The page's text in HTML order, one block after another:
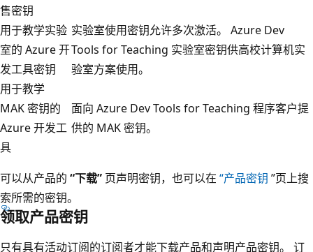
售密钥
用于教学实验
室的 Azure 开
发工具密钥
实验室使用密钥允许多次激活。 Azure Dev
Tools for Teaching 实验室密钥供高校计算机实
验室方案使用。
用于教学
MAK 密钥的
Azure 开发工
具
面向 Azure Dev Tools for Teaching 程序客户提
供的 MAK 密钥。
可以从产品的 “下载” 页声明密钥，也可以在 “产品密钥 ”页上搜
索所需的密钥。
领取产品密钥
只有具有活动订阅的订阅者才能下载产品和声明产品密钥。 订